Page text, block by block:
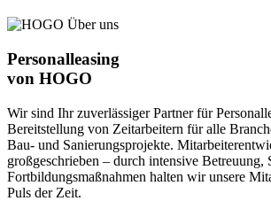
Personalleasing
von HOGO
Wir sind Ihr zuverlässiger Partner für
Bereitstellung von Zeitarbeitern für alle
Bau- und Sanierungsprojekte.
großgeschrieben – durch intensive Betreuung,
Fortbildungsmaßnahmen halten wir unsere
Puls der Zeit.